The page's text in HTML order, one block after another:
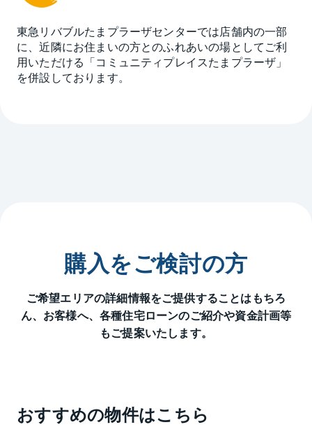
東急リバブルたまプラーザセンターでは店舗内の一部
に、近隣にお住まいの方とのふれあいの場としてご利
用いただける「コミュニティプレイスたまプラーザ」
を併設しております。
購入をご検討の方
ご希望エリアの詳細情報をご提供することはもちろ
ん、 お客様へ、各種住宅ローンのご紹介や資金計画等
もご提案いたします。
おすすめの物件はこちら